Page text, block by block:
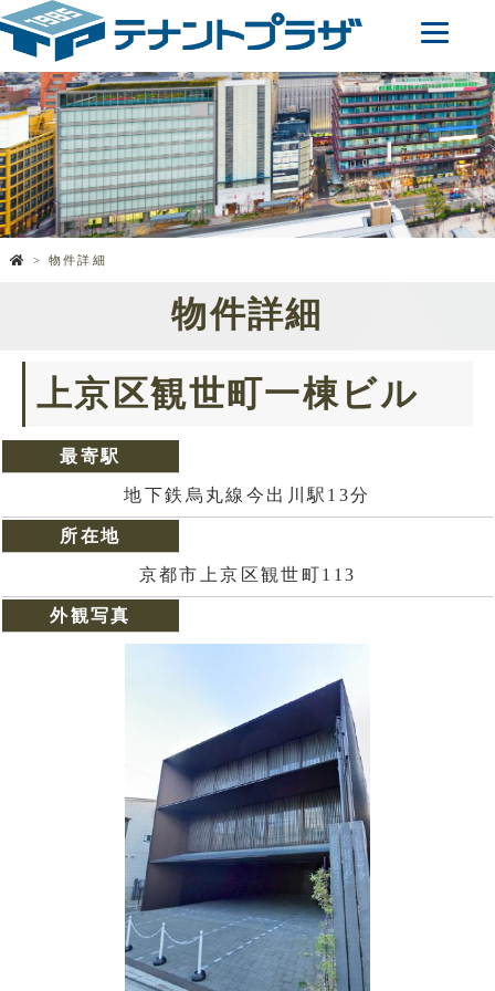
物件詳細
物件詳細
上京区観世町一棟ビル
最寄駅
地下鉄烏丸線今出川駅13分
所在地
京都市上京区観世町113
外観写真